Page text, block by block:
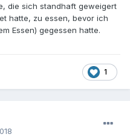
die sich standhaft geweigert
hatte, zu essen, bevor ich
Essen) gegessen hatte.
1